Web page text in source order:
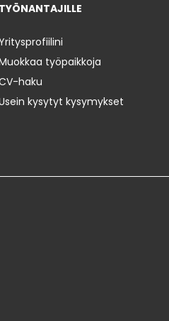
TYÖNANTAJILLE
työpaikkoja
haku
kysytyt kysymykset